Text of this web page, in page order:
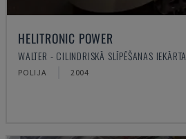
HELITRONIC POWER
WALTER - CILINDRISKĀ SLĪPĒŠANAS IEKĀRTA
POLIJA 2004